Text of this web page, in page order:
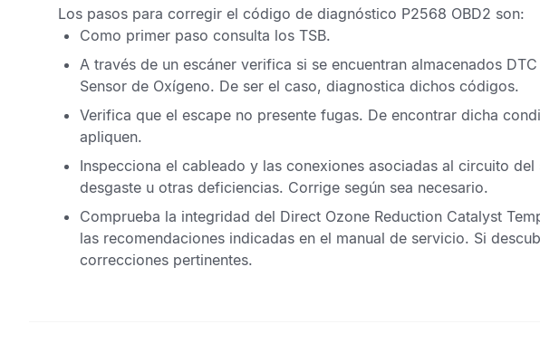
Los pasos para corregir el código de diagnóstico P2568 OBD2 son:
Como primer paso consulta los TSB.
A través de un escáner verifica si se encuentran almacenados DTC
Sensor de Oxígeno. De ser el caso, diagnostica dichos códigos.
Verifica que el escape no presente fugas. De encontrar dicha
apliquen.
Inspecciona el cableado y las conexiones asociadas al circuito
desgaste u otras deficiencias. Corrige según sea necesario.
Comprueba la integridad del Direct Ozone Reduction Catalyst
las recomendaciones indicadas en el manual de servicio. Si
correcciones pertinentes.